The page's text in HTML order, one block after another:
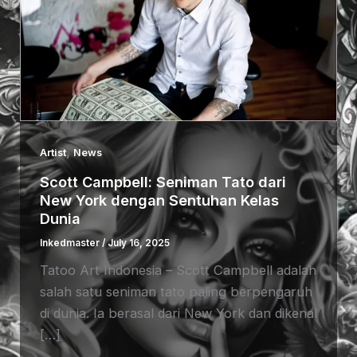
Artist,News
Scott Campbell: Seniman Tato dari
New York dengan Sentuhan Kelas
Dunia
Inkedmaster /July 16, 2025
Tatoo Art Indonesia – Scott Campbell adalah
salah satu seniman tato paling berpengaruh
di dunia. Ia berasal dari New York dan dikenal
[…]